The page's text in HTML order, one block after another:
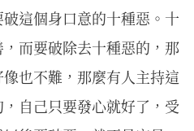
這個身口意的十種惡。十
而要破除去十種惡的，那
也不難，那麼有人主持這
自己只要發心就好了，受